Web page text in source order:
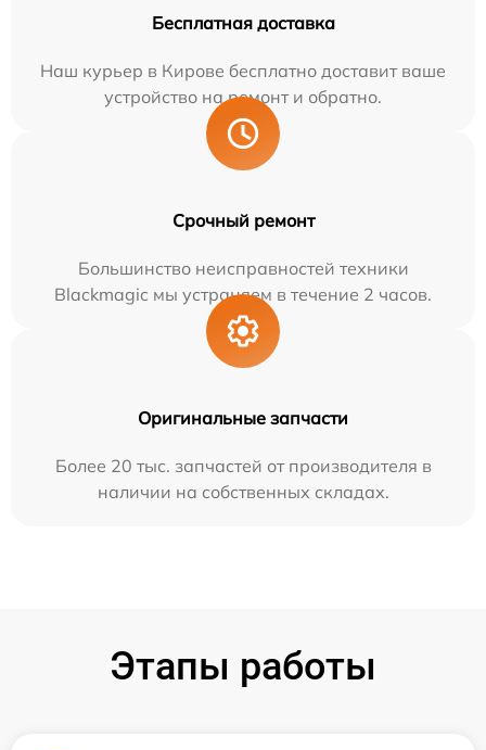
Бесплатная доставка
Наш курьер в Кирове бесплатно доставит ваше
устройство на ремонт и обратно.
Срочный ремонт
Большинство неисправностей техники
Blackmagic мы устраняем в течение 2 часов.
Оригинальные запчасти
Более 20 тыс. запчастей от производителя в
наличии на собственных складах.
Этапы работы